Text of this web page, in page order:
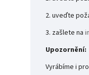
2. uveďte
3. zašlete na
Upozornění:
Vyrábíme i